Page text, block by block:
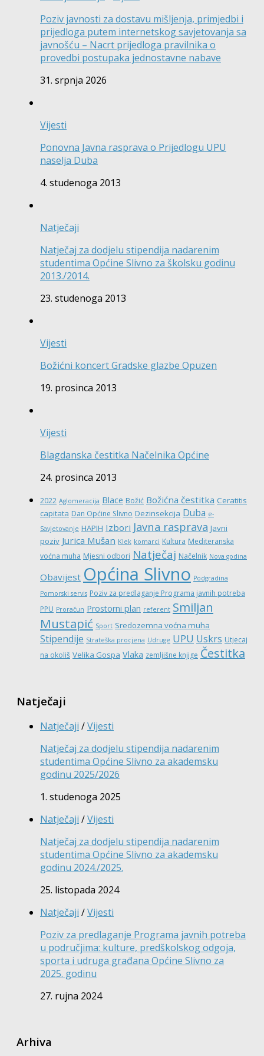
Poziv javnosti za dostavu mišljenja, primjedbi i
prijedloga putem internetskog savjetovanja sa
javnošću – Nacrt prijedloga pravilnika o
provedbi postupaka jednostavne nabave
31. srpnja 2026
Vijesti
Ponovna Javna rasprava o Prijedlogu UPU
naselja Duba
4. studenoga 2013
Natječaji
Natječaj za dodjelu stipendija nadarenim
studentima Općine Slivno za školsku godinu
2013./2014.
23. studenoga 2013
Vijesti
Božićni koncert Gradske glazbe Opuzen
19. prosinca 2013
Vijesti
Blagdanska čestitka Načelnika Općine
24. prosinca 2013
2022 Aglomeracija Blace Božić Božićna čestitka Ceratitis
capitata Dan Općine Slivno Dezinsekcija Duba e-
Savjetovanje HAPIH Izbori Javna rasprava Javni
poziv Jurica Mušan Klek komarci Kultura Mediteranska
voćna muha Mjesni odbori Natječaj Načelnik Nova godina
Obavijest Općina Slivno Podgradina
Pomorski servis Poziv za predlaganje Programa javnih potreba
PPU Proračun Prostorni plan referent Smiljan
Mustapić Sport Sredozemna voćna muha
Stipendije Strateška procjena Udruge UPU Uskrs Utjecaj
na okoliš Velika Gospa Vlaka zemljišne knjige Čestitka
Natječaji
Natječaji /Vijesti
Natječaj za dodjelu stipendija nadarenim
studentima Općine Slivno za akademsku
godinu 2025/2026
1. studenoga 2025
Natječaji /Vijesti
Natječaj za dodjelu stipendija nadarenim
studentima Općine Slivno za akademsku
godinu 2024./2025.
25. listopada 2024
Natječaji /Vijesti
Poziv za predlaganje Programa javnih potreba
u područjima: kulture, predškolskog odgoja,
sporta i udruga građana Općine Slivno za
2025. godinu
27. rujna 2024
Arhiva